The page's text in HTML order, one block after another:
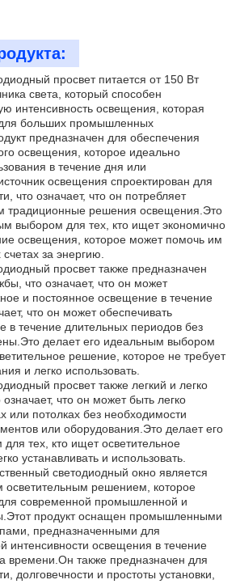
просвет питается от 150 Вт
света, который способен
интенсивность освещения, которая
больших промышленных
предназначен для обеспечения
освещения, которое идеально
в течение дня или
освещения спроектирован для
что означает, что он потребляет
традиционные решения освещения.Это
выбором для тех, кто ищет экономично
освещения, которое может помочь им
за энергию.
просвет также предназначен
что означает, что он может
и постоянное освещение в течение
что он может обеспечивать
в течение длительных периодов без
делает его идеальным выбором
решение, которое не требует
и легко использовать.
просвет также легкий и легко
означает, что он может быть легко
или потолках без необходимости
или оборудования.Это делает его
тех, кто ищет осветительное
устанавливать и использовать.
светодиодный окно является
осветительным решением, которое
современной промышленной и
продукт оснащен промышленными
предназначенными для
интенсивности освещения в течение
времени.Он также предназначен для
долговечности и простоты установки,